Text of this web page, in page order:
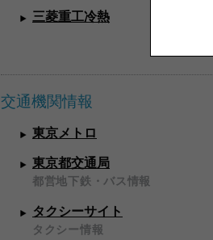
三菱重工冷熱
交通機関情報
東京メトロ
東京都交通局
都営地下鉄・バス情報
タクシーサイト
タクシー情報